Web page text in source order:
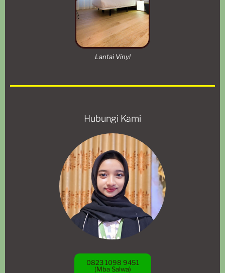
Lantai Vinyl
Hubungi Kami
0823 1098 9451
(Mba Salwa)